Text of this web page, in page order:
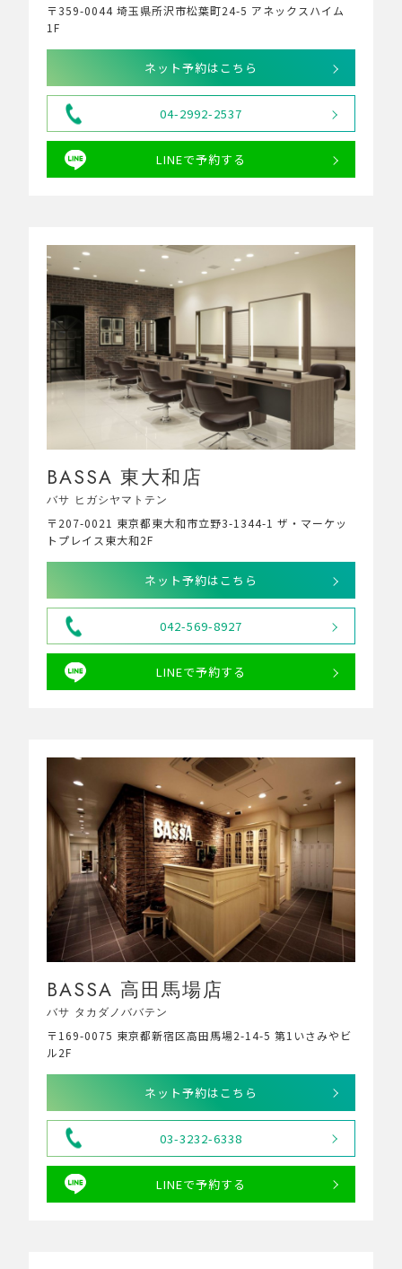
〒359-0044 埼玉県所沢市松葉町24-5 アネックスハイム
1F
ネット予約はこちら
04-2992-2537
LINEで予約する
BASSA 東大和店
バサ ヒガシヤマトテン
〒207-0021 東京都東大和市立野3-1344-1 ザ・マーケッ
トプレイス東大和2F
ネット予約はこちら
042-569-8927
LINEで予約する
BASSA 高田馬場店
バサ タカダノババテン
〒169-0075 東京都新宿区高田馬場2-14-5 第1いさみやビ
ル2F
ネット予約はこちら
03-3232-6338
LINEで予約する